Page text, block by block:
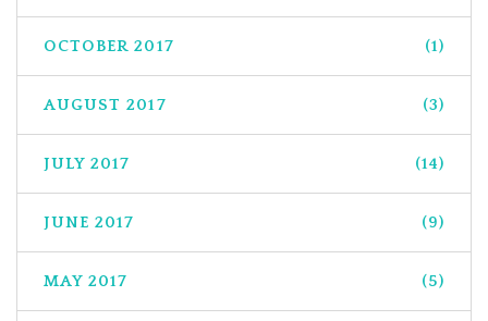
OCTOBER 2017 (1)
AUGUST 2017 (3)
JULY 2017 (14)
JUNE 2017 (9)
MAY 2017 (5)